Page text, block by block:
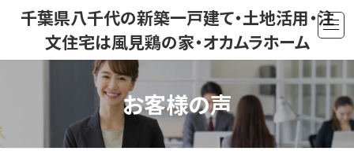
ン
ス
キ
ー
ン
に
千葉県八千代の新築一戸建て・土地活用・注
文住宅は風見鶏の家・オカムラホーム
お客様の声